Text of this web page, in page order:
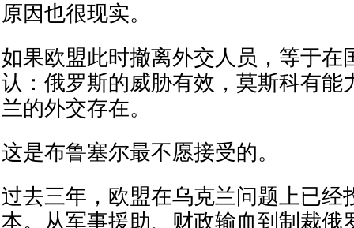
原因也很现实。
如果欧盟此时撤离外交人员，等于在
认：俄罗斯的威胁有效，莫斯科有能
兰的外交存在。
这是布鲁塞尔最不愿接受的。
过去三年，欧盟在乌克兰问题上已经
本。从军事援助、财政输血到制裁俄